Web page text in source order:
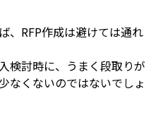
、RFP作成は避けては通れ
検討時に、うまく段取りが
なくないのではないでしょ